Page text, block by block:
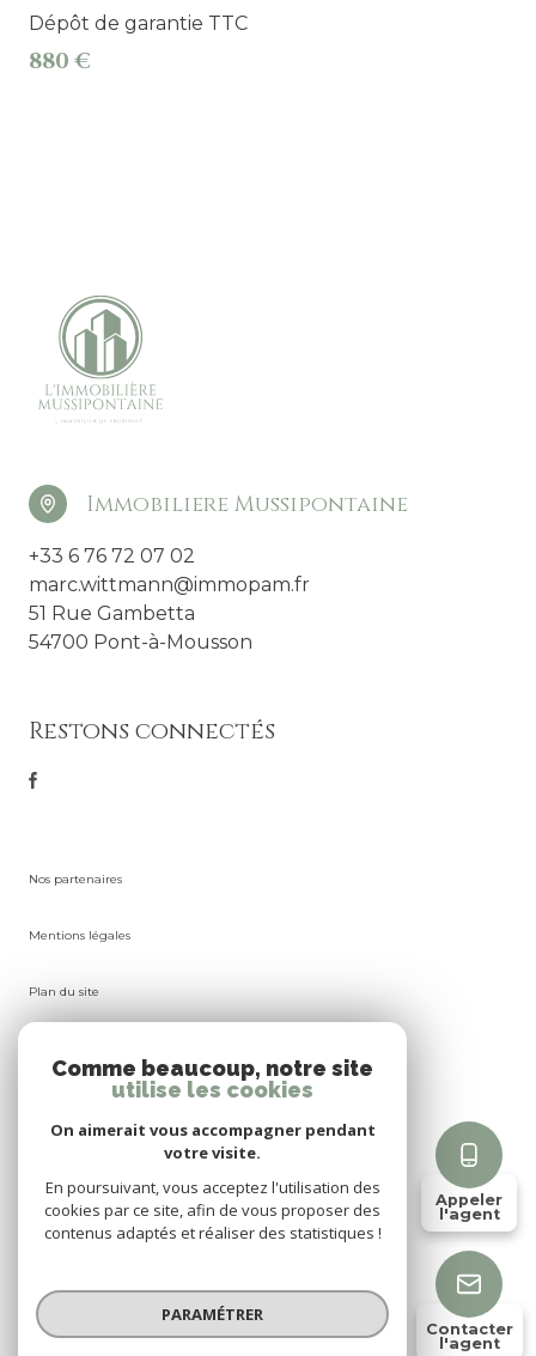
Appeler
l'agent
Contacter
l'agent
Dépôt de garantie TTC
880 €
Immobiliere Mussipontaine
+33 6 76 72 07 02
marc.wittmann@immopam.fr
51 Rue Gambetta
54700 Pont-à-Mousson
Restons connectés
Nos partenaires
Mentions légales
Plan du site
Cookies
© 2026 | Tous droits réservés
Comme beaucoup, notre site
utilise les cookies
On aimerait vous accompagner pendant
votre visite.
En poursuivant, vous acceptez l'utilisation des
cookies par ce site, afin de vous proposer des
contenus adaptés et réaliser des statistiques !
PARAMÉTRER